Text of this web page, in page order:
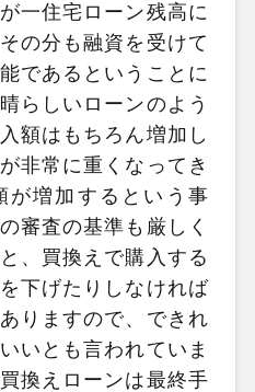
一住宅ローン残高に
の分も融資を受けて
であるということに
らしいローンのよう
額はもちろん増加し
非常に重くなってき
が増加するという事
審査の基準も厳しく
、買換えで購入する
下げたりしなければ
りますので、できれ
いとも言われていま
換えローンは最終手